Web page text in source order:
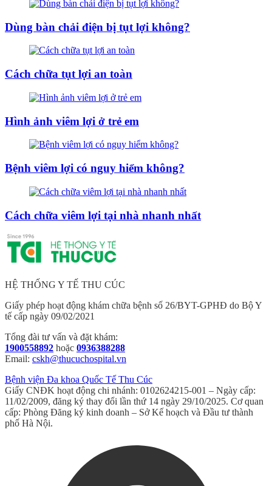
Dùng bàn chải điện bị tụt lợi không?
Cách chữa tụt lợi an toàn
Hình ảnh viêm lợi ở trẻ em
Bệnh viêm lợi có nguy hiểm không?
Cách chữa viêm lợi tại nhà nhanh nhất
HỆ THỐNG Y TẾ THU CÚC
Giấy phép hoạt động khám chữa bệnh số 26/BYT-GPHĐ do Bộ Y
tế cấp ngày 09/02/2021
Tổng đài tư vấn và đặt khám:
1900558892 hoặc 0936388288
Email: cskh@thucuchospital.vn
Bệnh viện Đa khoa Quốc Tế Thu Cúc
Giấy CNĐK hoạt động chi nhánh: 0102624215-001 – Ngày cấp:
11/02/2009, đăng ký thay đổi lần thứ 14 ngày 29/10/2025. Cơ quan
cấp: Phòng Đăng ký kinh doanh – Sở Kế hoạch và Đầu tư thành
phố Hà Nội.